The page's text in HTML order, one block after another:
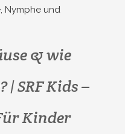
Nymphe und
& wie
| SRF Kids –
Kinder